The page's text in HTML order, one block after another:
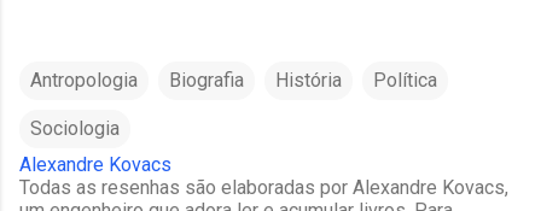
Antropologia Biografia História Política
Sociologia
Alexandre Kovacs
Todas as resenhas são elaboradas por Alexandre Kovacs,